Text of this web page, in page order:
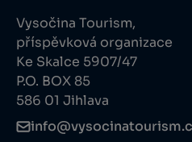
Vysočina Tourism,
příspěvková organizace
Ke Skalce 5907/47
P.O. BOX 85
586 01 Jihlava